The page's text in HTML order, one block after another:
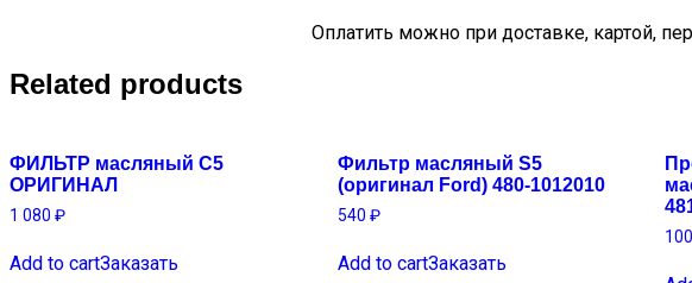
Оплатить можно при доставке, картой,
Related products
ФИЛЬТР масляный C5
ОРИГИНАЛ
1 080 ₽
Add to cartЗаказать
Фильтр масляный S5
(оригинал Ford) 480-1012010
540 ₽
Add to cartЗаказать